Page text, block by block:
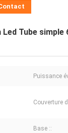
Tube simple
Puissance
Couverture
Base ::